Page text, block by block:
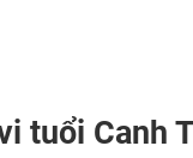
tuổi Canh